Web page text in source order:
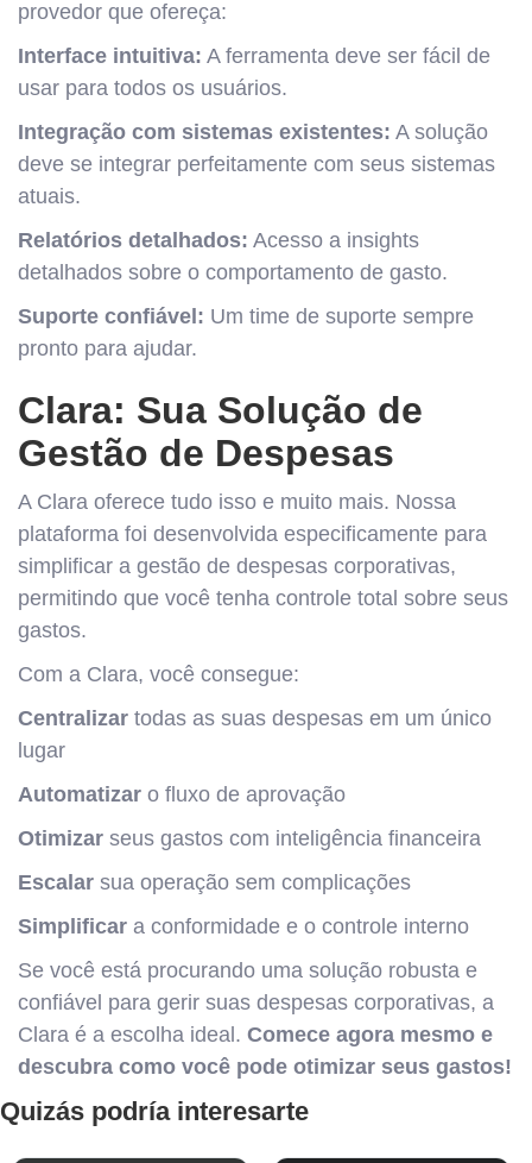
provedor que ofereça:
Interface intuitiva: A ferramenta deve ser fácil de
usar para todos os usuários.
Integração com sistemas existentes: A solução
deve se integrar perfeitamente com seus sistemas
atuais.
Relatórios detalhados: Acesso a insights
detalhados sobre o comportamento de gasto.
Suporte confiável: Um time de suporte sempre
pronto para ajudar.
Clara: Sua Solução de
Gestão de Despesas
A Clara oferece tudo isso e muito mais. Nossa
plataforma foi desenvolvida especificamente para
simplificar a gestão de despesas corporativas,
permitindo que você tenha controle total sobre seus
gastos.
Com a Clara, você consegue:
Centralizar todas as suas despesas em um único
lugar
Automatizar o fluxo de aprovação
Otimizar seus gastos com inteligência financeira
Escalar sua operação sem complicações
Simplificar a conformidade e o controle interno
Se você está procurando uma solução robusta e
confiável para gerir suas despesas corporativas, a
Clara é a escolha ideal. Comece agora mesmo e
descubra como você pode otimizar seus gastos!
Quizás podría interesarte